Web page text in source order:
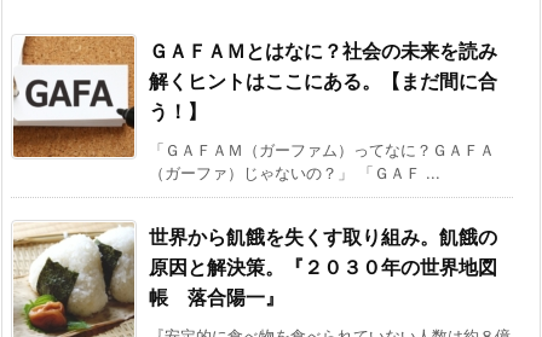
ＧＡＦＡＭとはなに？社会の未来を読み
解くヒントはここにある。【まだ間に合
う！】
「ＧＡＦＡＭ（ガーファム）ってなに？ＧＡＦＡ
（ガーファ）じゃないの？」 「ＧＡＦ ...
世界から飢餓を失くす取り組み。飢餓の
原因と解決策。『２０３０年の世界地図
帳 落合陽一』